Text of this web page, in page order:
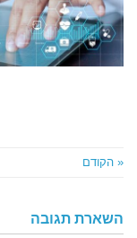
« הקודם
השארת תגובה